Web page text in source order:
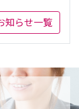
１４時～
６年生と
知らせ一覧